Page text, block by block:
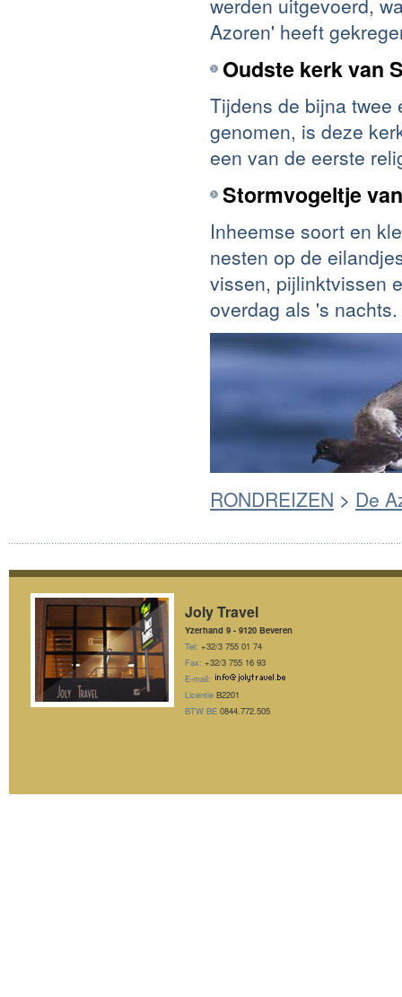
Azoren' heeft
Oudste kerk van
Tijdens de bijna twee
genomen, is deze
een van de eerste
Stormvogeltje
Inheemse soort en
nesten op de
vissen, pijlinktvissen
overdag als 's nachts.
RONDREIZEN > De
Joly Travel
Yzerhand 9 - 9120 Beveren
Tel: +32/3 755 01 74
Fax: +32/3 755 16 93
E-mail:
Licentie B2201
BTW BE 0844.772.505